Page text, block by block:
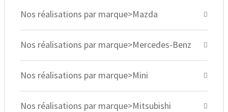
Nos réalisations par marque>Mazda
Nos réalisations par marque>Mercedes-Benz
Nos réalisations par marque>Mini
Nos réalisations par marque>Mitsubishi